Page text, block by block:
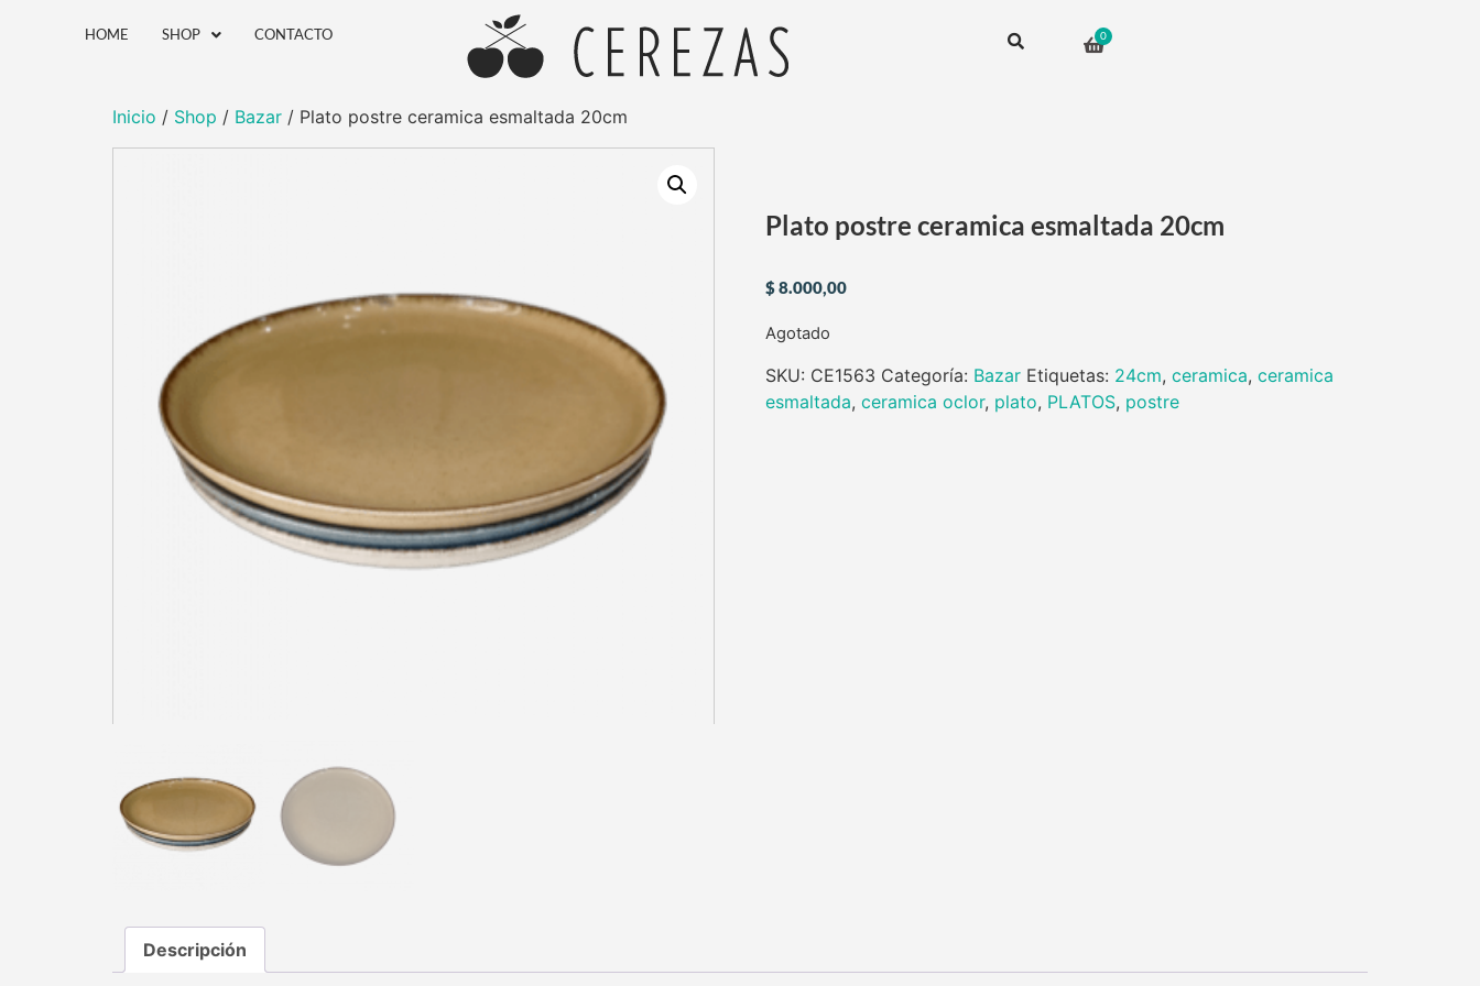
HOME SHOP CONTACTO
Inicio / Shop / Bazar / Plato postre ceramica esmaltada 20cm
Plato postre ceramica esmaltada 20cm
$8.000,00
Agotado
SKU: CE1563 Categoría: Bazar Etiquetas: 24cm, ceramica, ceramica
esmaltada, ceramica oclor, plato, PLATOS, postre
Descripción